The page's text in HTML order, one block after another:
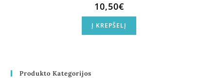
10,50€
Į KREPŠELĮ
Produkto Kategorijos